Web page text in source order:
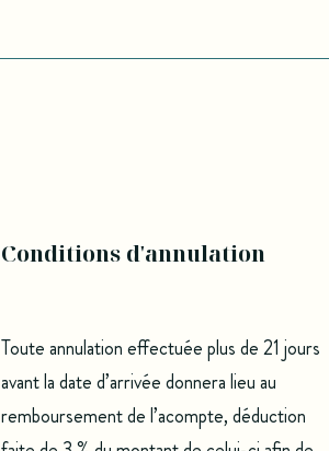
Conditions d'annulation
Toute annulation effectuée plus de 21 jours
avant la date d’arrivée donnera lieu au
remboursement de l’acompte, déduction